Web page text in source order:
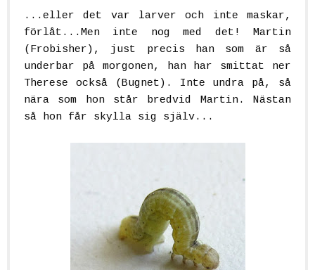
...eller det var larver och inte maskar,
förlåt...Men inte nog med det! Martin
(Frobisher), just precis han som är så
underbar på morgonen, han har smittat ner
Therese också (Bugnet). Inte undra på, så
nära som hon står bredvid Martin. Nästan
så hon får skylla sig själv...